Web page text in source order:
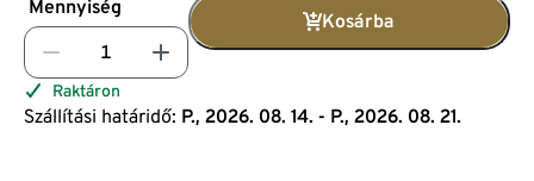
Mennyiség
Kosárba
Raktáron
Szállítási határidő: P., 2026. 08. 14. - P., 2026. 08. 21.